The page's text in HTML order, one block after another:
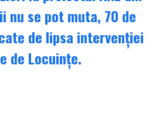
nu se pot muta, 70 de
de lipsa intervenției
de Locuințe.